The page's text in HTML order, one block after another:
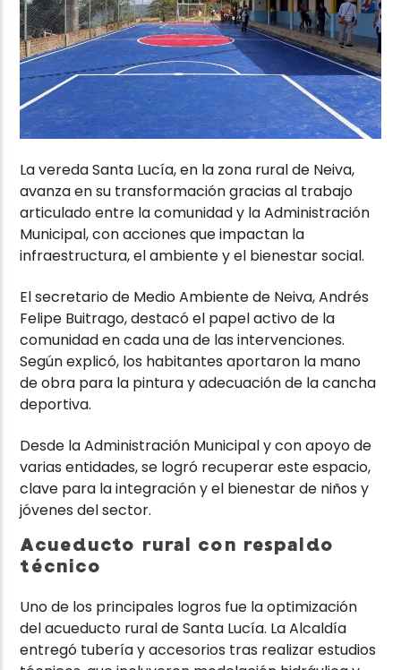
La vereda Santa Lucía, en la zona rural de Neiva,
avanza en su transformación gracias al trabajo
articulado entre la comunidad y la Administración
Municipal, con acciones que impactan la
infraestructura, el ambiente y el bienestar social.
El secretario de Medio Ambiente de Neiva, Andrés
Felipe Buitrago, destacó el papel activo de la
comunidad en cada una de las intervenciones.
Según explicó, los habitantes aportaron la mano
de obra para la pintura y adecuación de la cancha
deportiva.
Desde la Administración Municipal y con apoyo de
varias entidades, se logró recuperar este espacio,
clave para la integración y el bienestar de niños y
jóvenes del sector.
Acueducto rural con respaldo
técnico
Uno de los principales logros fue la optimización
del acueducto rural de Santa Lucía. La Alcaldía
entregó tubería y accesorios tras realizar estudios